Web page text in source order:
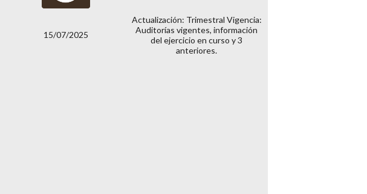
15/07/2025
Actualización: Trimestral Vigencia:
Auditorías vigentes, información
del ejercicio en curso y 3
anteriores.